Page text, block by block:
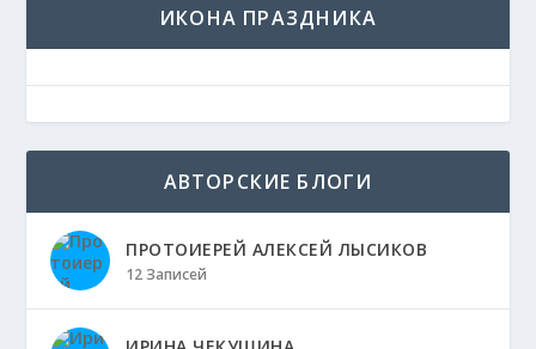
ИКОНА ПРАЗДНИКА
АВТОРСКИЕ БЛОГИ
ПРОТОИЕРЕЙ АЛЕКСЕЙ ЛЫСИКОВ
12 Записей